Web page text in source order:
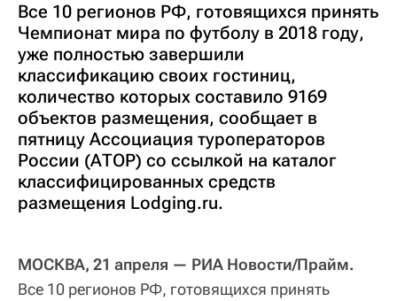
Все 10 регионов РФ, готовящихся принять
Чемпионат мира по футболу в 2018 году,
уже полностью завершили
классификацию своих гостиниц,
количество которых составило 9169
объектов размещения, сообщает в
пятницу Ассоциация туроператоров
России (АТОР) со ссылкой на каталог
классифицированных средств
размещения Lodging.ru.
МОСКВА, 21 апреля — РИА Новости/Прайм.
Все 10 регионов РФ, готовящихся принять